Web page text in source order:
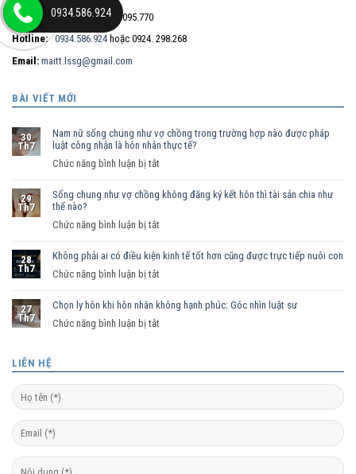
Điện thoại trực tiếp:0932.095.770
Hotline: 0934.586.924 hoặc 0924. 298.268
Email: maitt.lssg@gmail.com
BÀI VIẾT MỚI
30
Th7
Nam nữ sống chung như vợ chồng trong trường hợp nào được pháp
luật công nhận là hôn nhân thực tế?
Chức năng bình luận bị tắt
nữ
vợ
trường
pháp
luật
nhận
hôn
29
Th7
Sống chung như vợ chồng không đăng ký kết hôn thì tài sản chia như
thế nào?
Chức năng bình luận bị tắt
chung
chồng
hôn
chia
28
Th7
Không phải ai có điều kiện kinh tế tốt hơn cũng được trực tiếp nuôi con
Chức năng bình luận bị tắt
phải
kiện
kinh
cũng
27
Th7
Chọn ly hôn khi hôn nhân không hạnh phúc: Góc nhìn luật sư
Chức năng bình luận bị tắt
hôn
khi
nhân
hạnh
LIÊN HỆ
0934.586.924